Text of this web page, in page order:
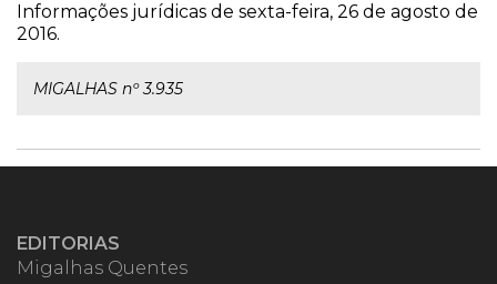
Informações jurídicas de sexta-feira, 26 de agosto de
2016.
MIGALHAS nº 3.935
EDITORIAS
Migalhas Quentes